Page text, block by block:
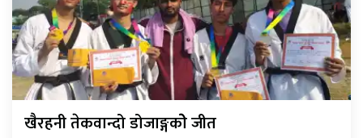
खैरहनी तेकवान्दो डोजाङ्गकोे जीत